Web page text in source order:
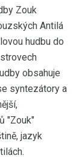
Zouk
Antilá
hudbu do
obsahuje
syntezátory a
"Zouk"
jazyk